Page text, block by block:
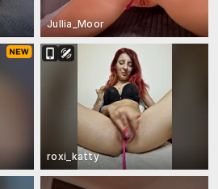
Jullia_Moor
roxi_katty